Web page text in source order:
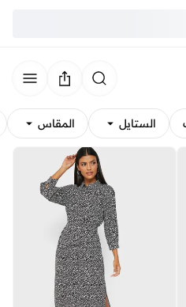
الستايل المقاس